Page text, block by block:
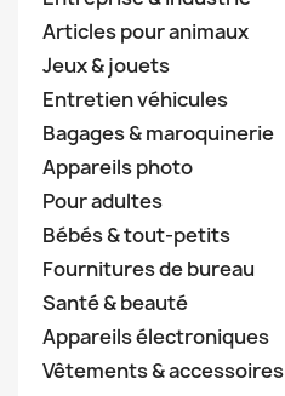
Articles pour animaux
Jeux & jouets
Entretien véhicules
Bagages & maroquinerie
Appareils photo
Pour adultes
Bébés & tout-petits
Fournitures de bureau
Santé & beauté
Appareils électroniques
Vêtements & accessoires